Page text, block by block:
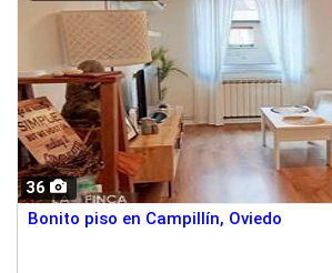
36
Bonito piso en Campillín, Oviedo